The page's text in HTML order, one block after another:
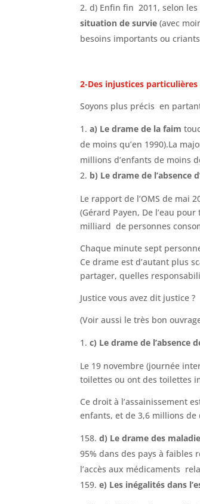
d) Enfin fin 2011, selon
situation de survie (avec
besoins importants ou
2-Des injustices
Soyons plus précis en
a) Le drame de la faim
de moins qu’en 1990).La
millions d’enfants de moins
b) Le drame de l’absence
Le rapport de l’OMS de mai
(Gérard Payen, De l’eau
milliard de personnes
Chaque minute sept
Ce drame est d’autant plus
partager, quelles
Justice vous avez dit justice ?
(Voir aussi le très bon
c) Le drame de l’absence
Le 19 novembre (journée
toilettes ou ont des toilettes
Ce droit à l’assainissement
enfants, et de 3,6 millions de
d) Le drame des
95% dans des pays à faibles
l’accès aux médicaments
e) Les inégalités dans